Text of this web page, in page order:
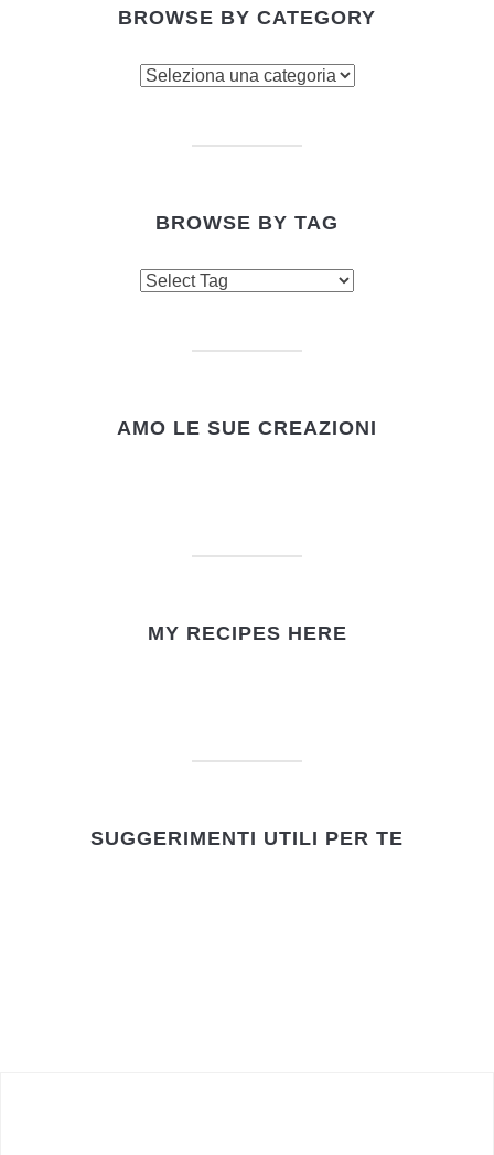
BROWSE BY CATEGORY
BROWSE BY TAG
AMO LE SUE CREAZIONI
MY RECIPES HERE
SUGGERIMENTI UTILI PER TE